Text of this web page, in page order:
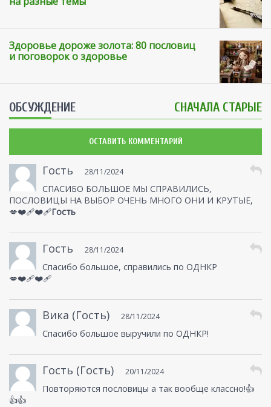
Здоровье дороже золота: 80 пословиц
и поговорок о здоровье
ОБСУЖДЕНИЕ СНАЧАЛА СТАРЫЕ
ОСТАВИТЬ КОММЕНТАРИЙ
Гость 28/11/2024
СПАСИБО БОЛЬШОЕ МЫ СПРАВИЛИСЬ,
ПОСЛОВИЦЫ НА ВЫБОР ОЧЕНЬ МНОГО ОНИ И КРУТЫЕ,
💋❤️‍🩹❤️‍🩹Гость
Гость 28/11/2024
Спасибо большое, справились по ОДНКР
💋❤️‍🩹❤️‍🩹
Вика (Гость) 28/11/2024
Спасибо большое выручили по ОДНКР!
Гость (Гость) 20/11/2024
Повторяются пословицы а так вообще классно!👍
👍👍